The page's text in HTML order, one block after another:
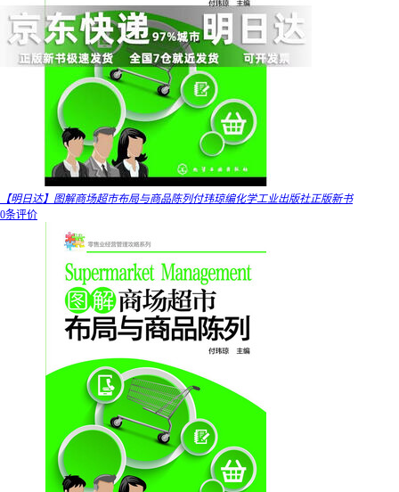
【明日达】图解商场超市布局与商品陈列付玮琼编化学工业出版社正版新书
0条评价